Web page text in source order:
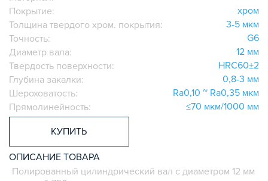
АЛЮМИНИЕВЫЕ СИСТЕМЫ ОГРАЖДЕНИЙ
ГОТОВЫЕ РЕШЕНИЯ
ОБЩЕСТРОИТЕЛЬНЫЙ ПРОФИЛЬ
ЛИНЕЙНЫЕ СОЕДИНИТЕЛИ
ДОПОЛНИТЕЛЬНАЯ ОБРАБОТКА
ПАРАЛЛЕЛЬНЫЕ СОЕДИНИТЕЛИ
ПРОМЫШЛЕННАЯ МЕБЕЛЬ
СИСТЕМА ЛЕСТНИЦ И ПЛАТФОРМ
БЫСТРЫЕ СОЕДИНИТЕЛИ
ВИНТОВЫЕ СОЕДИНИТЕЛИ И ВТУЛКИ
Покрытие:
хром
Толщина твердого хром. покрытия:
3-5 мкм
Точность:
G6
Диаметр вала:
12 мм
Твердость поверхности:
HRC60±2
Глубина закалки:
0,8-3 мм
Шероховатость:
Ra0,10 ~ Ra0,35 мкм
Прямолинейность:
≤70 мкм/1000 мм
КУПИТЬ
ОПИСАНИЕ ТОВАРА
Полированный цилиндрический вал с диаметром 12 мм